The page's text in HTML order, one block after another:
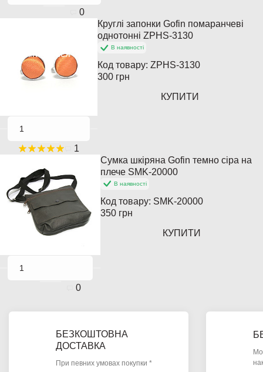
0
Закінчується
1
Круглі запонки Gofin помаранчеві
однотонні ZPHS-3130
В наявності
Код товару: ZPHS-3130
300 грн
КУПИТИ
0
Сумка шкіряна Gofin темно сіра на
плече SMK-20000
В наявності
Код товару: SMK-20000
350 грн
КУПИТИ
БЕЗКОШТОВНА
ДОСТАВКА
При певних умовах покупки *